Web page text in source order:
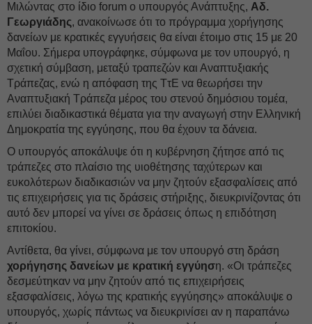
Μιλώντας στο ίδιο forum ο υπουργός Ανάπτυξης, Αδ.
Γεωργιάδης, ανακοίνωσε ότι το πρόγραμμα χορήγησης
δανείων με κρατικές εγγυήσεις θα είναι έτοιμο στις 15 με 20
Μαΐου. Σήμερα υπογράφηκε, σύμφωνα με τον υπουργό, η
σχετική σύμβαση, μεταξύ τραπεζών και Αναπτυξιακής
Τράπεζας, ενώ η απόφαση της ΤτΕ να θεωρήσει την
Αναπτυξιακή Τράπεζα μέρος του στενού δημόσιου τομέα,
επιλύει διαδικαστικά θέματα για την αναγωγή στην Ελληνική
Δημοκρατία της εγγύησης, που θα έχουν τα δάνεια.
Ο υπουργός αποκάλυψε ότι η κυβέρνηση ζήτησε από τις
τράπεζες στο πλαίσιο της υιοθέτησης ταχύτερων και
ευκολότερων διαδικασιών να μην ζητούν εξασφαλίσεις από
τις επιχειρήσεις για τις δράσεις στήριξης, διευκρινίζοντας ότι
αυτό δεν μπορεί να γίνει σε δράσεις όπως η επιδότηση
επιτοκίου.
Αντίθετα, θα γίνει, σύμφωνα με τον υπουργό στη δράση
χορήγησης δανείων με κρατική εγγύηση. «Οι τράπεζες
δεσμεύτηκαν να μην ζητούν από τις επιχειρήσεις
εξασφαλίσεις, λόγω της κρατικής εγγύησης» αποκάλυψε ο
υπουργός, χωρίς πάντως να διευκρινίσει αν η παραπάνω